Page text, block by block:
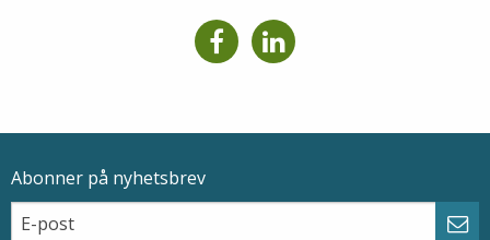
Epostadresse
Abonner på nyhetsbrev
Email